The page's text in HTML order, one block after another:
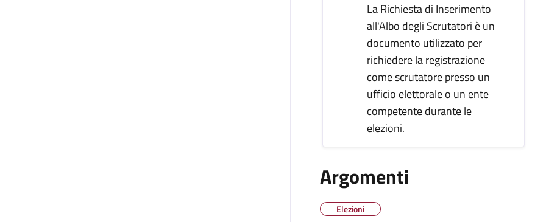
La Richiesta di Inserimento
all'Albo degli Scrutatori è un
documento utilizzato per
richiedere la registrazione
come scrutatore presso un
ufficio elettorale o un ente
competente durante le
elezioni.
Argomenti
Elezioni